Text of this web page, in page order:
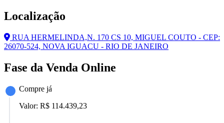
Localização
RUA HERMELINDA,N. 170 CS 10, MIGUEL COUTO - CEP:
26070-524, NOVA IGUACU - RIO DE JANEIRO
Fase da Venda Online
Compre já
Valor: R$ 114.439,23